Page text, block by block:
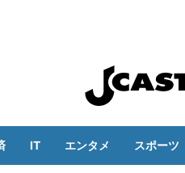
IT エンタメ スポーツ